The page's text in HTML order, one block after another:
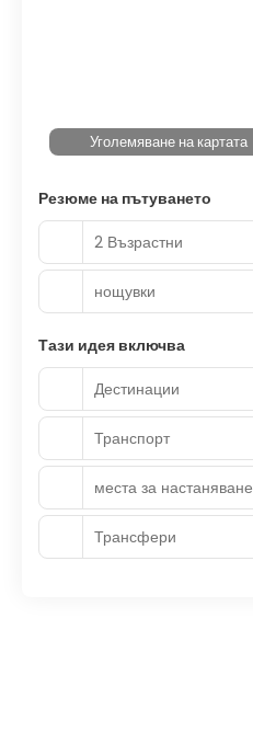
Уголемяване на картата
Резюме на пътуването
2 Възрастни
нощувки
Тази идея включва
Дестинации
Транспорт
места за настаняване
Трансфери